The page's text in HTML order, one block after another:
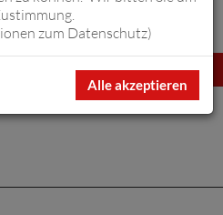
zum Datenschutz)
Alle akzeptieren